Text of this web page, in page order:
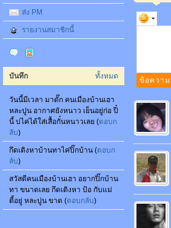
ส่ง PM
รายงานสมาชิกนี้
ทั้งหมด
บันทึก
วันนี้มีเวลา มาตั๊ก คนเมืองบ้านเฮา
หละปูน อากาศยังหนาว เย็นอยู่ก่อ ปี๋
นี้ บ่ไค่ได้ใส่เสื้อกั๋นหนาวเลย (ตอบก
ลับ)
กึดเติงหาบ้านทาไค่ปิ๊กบ้าน (ตอบก
ลับ)
สวัสดีคนเมืองบ้านเฮา อยากปิ๊กบ้าน
ทา ขนาดเลย กึดเติงหา ป้อ กับแม่
ตี้อยู่ หละปูน ขาด (ตอบกลับ)